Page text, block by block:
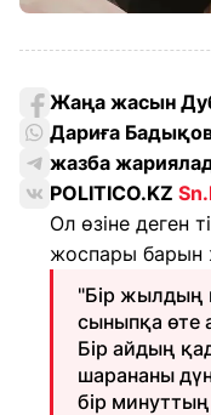
Жаңа жасын
Дариға
жазба
POLITICO.KZ
Ол өзіне деген
жоспары
"Бір жылдың
сыныпқа өте
Бір айдың
шарананы
бір минуттың